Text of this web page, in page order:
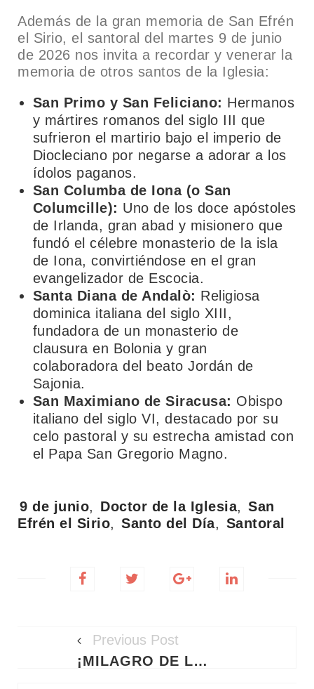
Además de la gran memoria de San Efrén
el Sirio, el santoral del martes 9 de junio
de 2026 nos invita a recordar y venerar la
memoria de otros santos de la Iglesia:
San Primo y San Feliciano: Hermanos
y mártires romanos del siglo III que
sufrieron el martirio bajo el imperio de
Diocleciano por negarse a adorar a los
ídolos paganos.
San Columba de Iona (o San
Columcille): Uno de los doce apóstoles
de Irlanda, gran abad y misionero que
fundó el célebre monasterio de la isla
de Iona, convirtiéndose en el gran
evangelizador de Escocia.
Santa Diana de Andalò: Religiosa
dominica italiana del siglo XIII,
fundadora de un monasterio de
clausura en Bolonia y gran
colaboradora del beato Jordán de
Sajonia.
San Maximiano de Siracusa: Obispo
italiano del siglo VI, destacado por su
celo pastoral y su estrecha amistad con
el Papa San Gregorio Magno.
Tags:
9 de junio, Doctor de la Iglesia, San
Efrén el Sirio, Santo del Día, Santoral
Previous Post
¡MILAGRO DE LUZ CELESTIAL! ORACIÓN DE SANACIÓN PODEROSA A SANTA LUCÍA PARA SANAR CUERPO, ALMA Y PROTEGER A TU FAMILIA